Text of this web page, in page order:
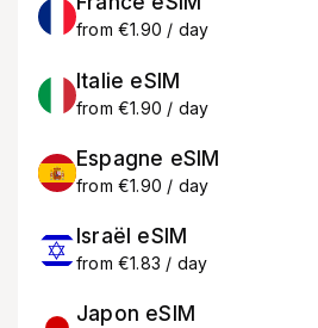
from €1.90 / day
Italie eSIM
from €1.90 / day
Espagne eSIM
from €1.90 / day
Israël eSIM
from €1.83 / day
Japon eSIM